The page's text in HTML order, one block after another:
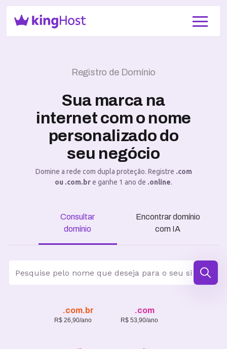
Registro de Domínio
Sua marca na
internet com o nome
personalizado do
seu negócio
Domine a rede com dupla proteção. Registre .com
ou .com.bre ganhe 1 ano de .online.
Consultar
domínio
Encontrar domínio
com IA
.com.br
R$ 26,90/ano
.com
R$ 53,90/ano